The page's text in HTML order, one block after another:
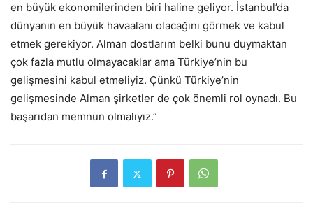
en büyük ekonomilerinden biri haline geliyor. İstanbul’da
dünyanın en büyük havaalanı olacağını görmek ve kabul
etmek gerekiyor. Alman dostlarım belki bunu duymaktan
çok fazla mutlu olmayacaklar ama Türkiye’nin bu
gelişmesini kabul etmeliyiz. Çünkü Türkiye’nin
gelişmesinde Alman şirketler de çok önemli rol oynadı. Bu
başarıdan memnun olmalıyız.”